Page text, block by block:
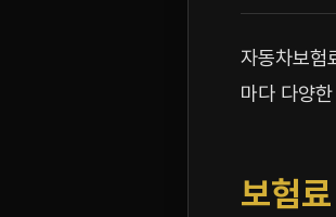
자동차보험
마다 다양
보험